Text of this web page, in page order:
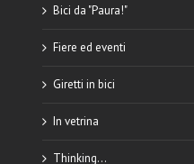
Bici da "Paura!"
Fiere ed eventi
Giretti in bici
In vetrina
Thinking…